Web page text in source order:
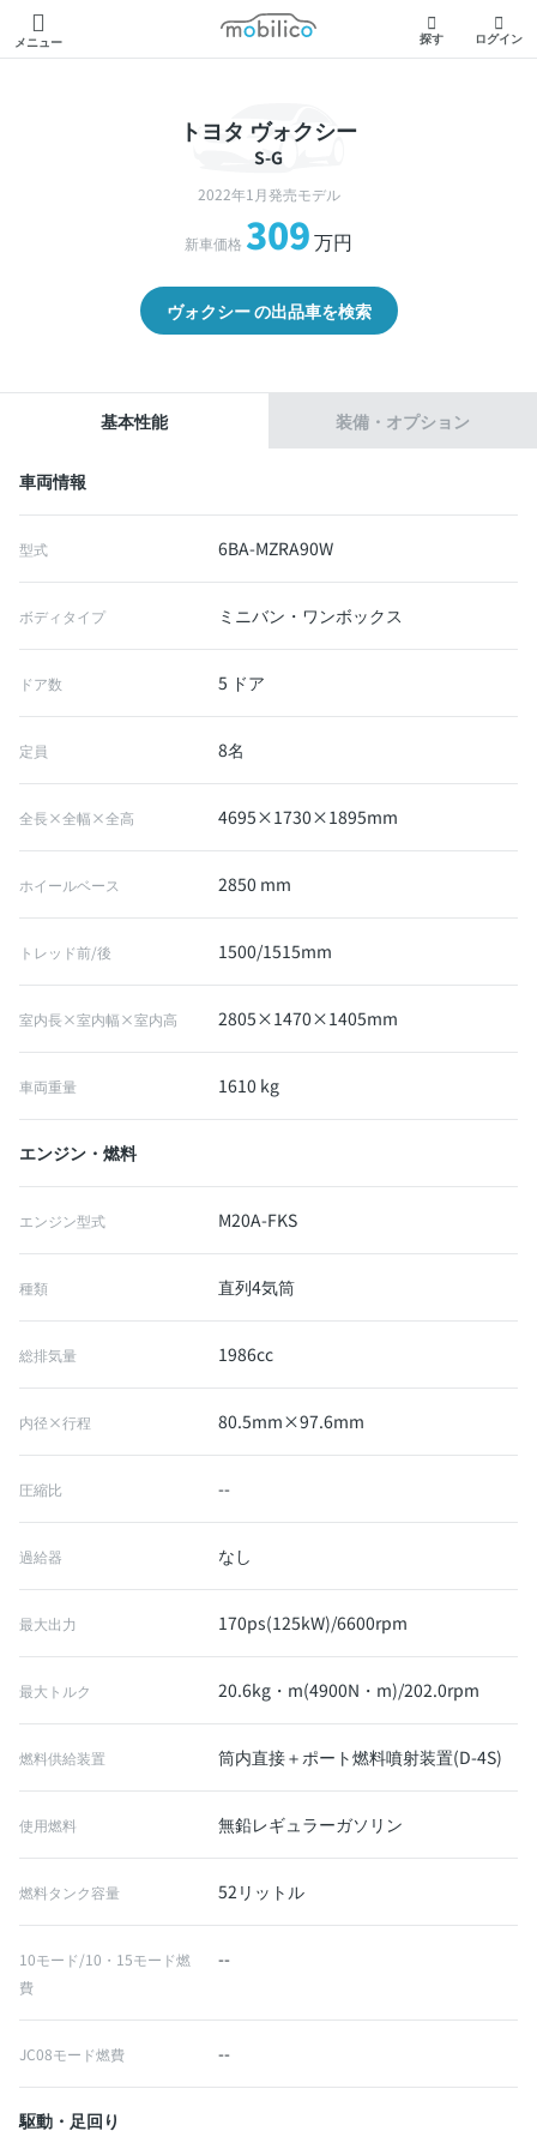
メニュー
モビリコ
探す ログイン
トヨタ ヴォクシー
S-G
2022年1月発売モデル
新車価格 309万円
ヴォクシー の出品車を検索
基本性能 装備・オプション
車両情報
型式 6BA-MZRA90W
ボディタイプ ミニバン・ワンボックス
ドア数 5 ドア
定員 8名
全長×全幅×全高 4695×1730×1895mm
ホイールベース 2850 mm
トレッド前/後 1500/1515mm
室内長×室内幅×室内高 2805×1470×1405mm
車両重量 1610 kg
エンジン・燃料
エンジン型式 M20A-FKS
種類 直列4気筒
総排気量 1986cc
内径×行程 80.5mm×97.6mm
圧縮比 --
過給器 なし
最大出力 170ps(125kW)/6600rpm
最大トルク 20.6kg・m(4900N・m)/202.0rpm
燃料供給装置 筒内直接＋ポート燃料噴射装置(D-4S)
使用燃料 無鉛レギュラーガソリン
燃料タンク容量 52リットル
10モード/10・15モード燃
費
--
JC08モード燃費 --
駆動・足回り